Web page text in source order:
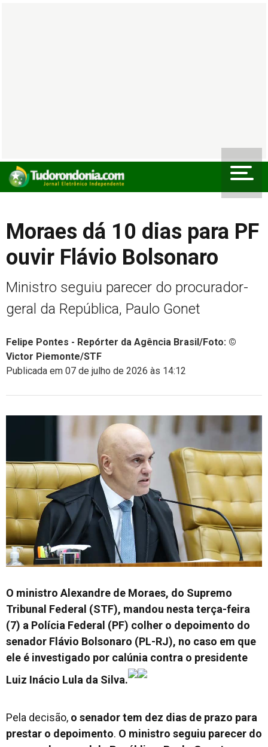
Moraes dá 10 dias para PF
ouvir Flávio Bolsonaro
Ministro seguiu parecer do procurador-
geral da República, Paulo Gonet
Felipe Pontes - Repórter da Agência Brasil/Foto: ©
Victor Piemonte/STF
Publicada em 07 de julho de 2026 às 14:12
O ministro Alexandre de Moraes, do Supremo
Tribunal Federal (STF), mandou nesta terça-feira
(7) a Polícia Federal (PF) colher o depoimento do
senador Flávio Bolsonaro (PL-RJ), no caso em que
ele é investigado por calúnia contra o presidente
Luiz Inácio Lula da Silva.
Pela decisão, o senador tem dez dias de prazo para
prestar o depoimento. O ministro seguiu parecer do